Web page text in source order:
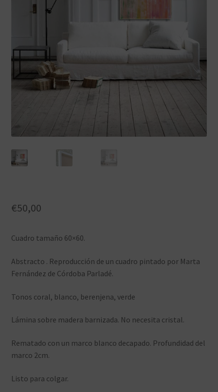
€50,00
Cuadro tamaño 60×60.
Abstracto . Reproducción de un cuadro pintado por Marta
Fernández de Córdoba Parladé.
Tonos coral, blanco, berenjena, verde
Lámina sobre madera barnizada. No necesita cristal.
Rematado con un marco blanco decapado. Profundidad del
marco 2cm.
Listo para colgar.